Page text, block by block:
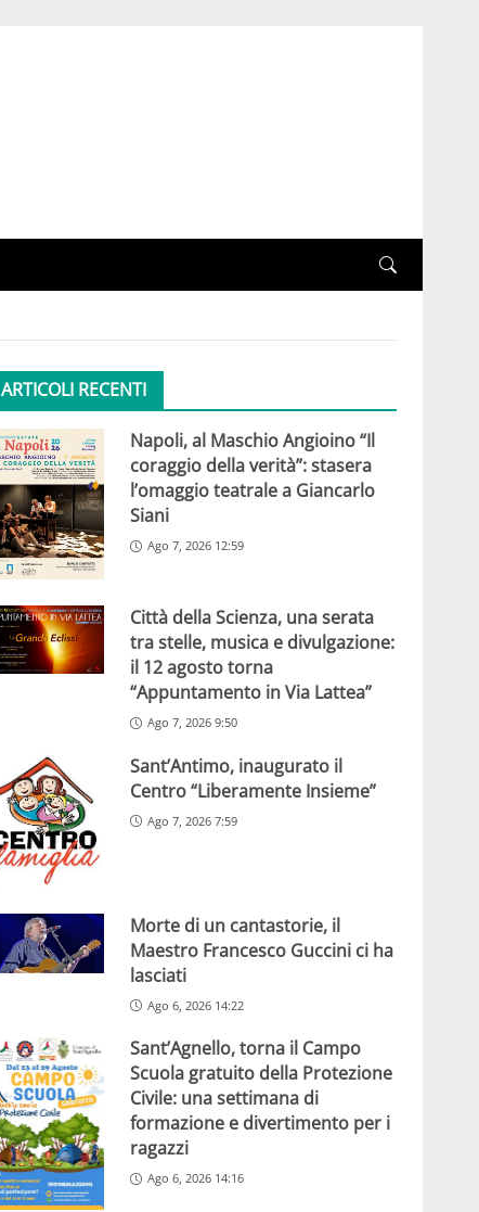
ARTICOLI RECENTI
Napoli, al Maschio Angioino “Il
coraggio della verità”: stasera
l’omaggio teatrale a Giancarlo
Siani
Ago 7, 2026 12:59
Città della Scienza, una serata
tra stelle, musica e divulgazione:
il 12 agosto torna
“Appuntamento in Via Lattea”
Ago 7, 2026 9:50
Sant’Antimo, inaugurato il
Centro “Liberamente Insieme”
Ago 7, 2026 7:59
Morte di un cantastorie, il
Maestro Francesco Guccini ci ha
lasciati
Ago 6, 2026 14:22
Sant’Agnello, torna il Campo
Scuola gratuito della Protezione
Civile: una settimana di
formazione e divertimento per i
ragazzi
Ago 6, 2026 14:16